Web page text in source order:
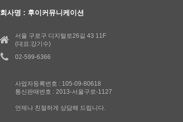
회사명 : 후이커뮤니케이션
서울 구로구 디지털로26길 43 11F
(대표:강기수)
02-599-6366
사업자등록번호 : 105-09-80618
통신판매번호 : 2013-서울구로-1127
언제나 친절하게 상담해 드립니다.